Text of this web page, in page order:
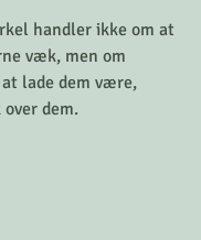
handler ikke om at
væk, men om
lade dem være,
dem.